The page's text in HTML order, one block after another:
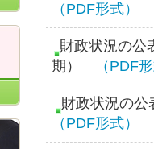
（PDF形式）
財政状況の公
期）
（PDF形
財政状況の公
（PDF形式）